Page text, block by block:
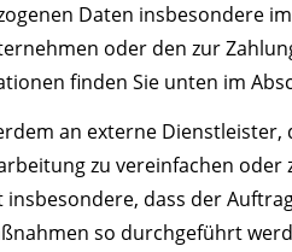
Daten insbesondere
oder den zur
finden Sie unten im
an externe
zu vereinfachen
insbesondere, dass der
so durchgeführt